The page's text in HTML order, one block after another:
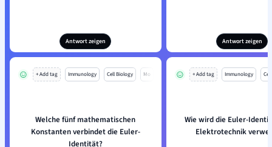
Antwort zeigen Antwort zeigen
+ Add tag Immunology Cell Biology Mo
Welche fünf mathematischen
Konstanten verbindet die Euler-
Identität?
+ Add tag Immunology
Wie wird die Euler-
Elektrotechnik